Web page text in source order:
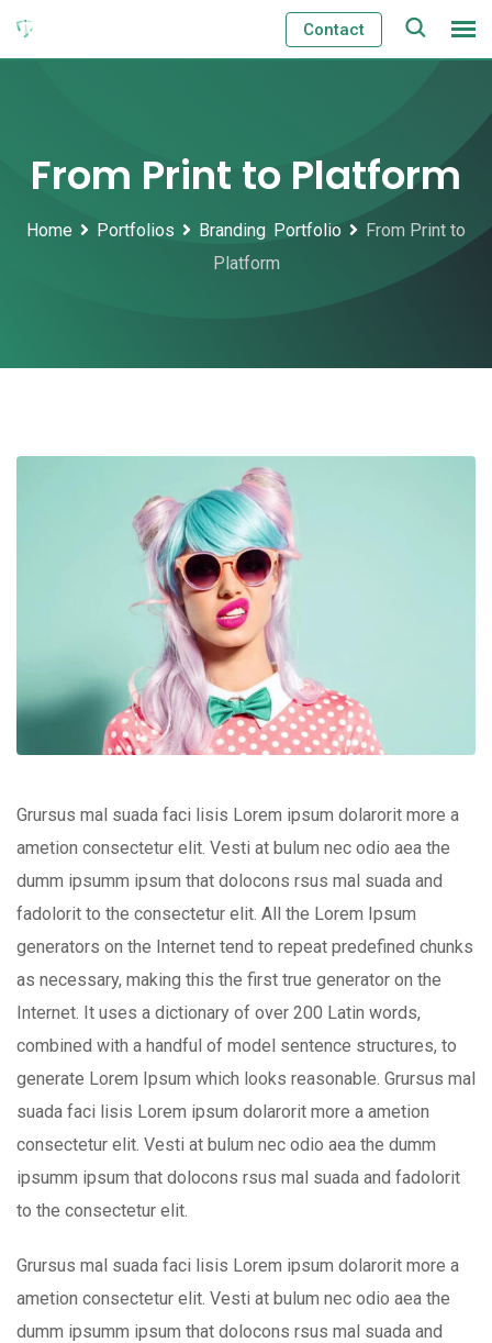
Skip
Contact
From Print to Platform
Home Portfolios Branding, Portfolio
From Print to
Platform
Grursus mal suada faci lisis Lorem ipsum dolarorit more a
ametion consectetur elit. Vesti at bulum nec odio aea the
dumm ipsumm ipsum that dolocons rsus mal suada and
fadolorit to the consectetur elit. All the Lorem Ipsum
generators on the Internet tend to repeat predefined chunks
as necessary, making this the first true generator on the
Internet. It uses a dictionary of over 200 Latin words,
combined with a handful of model sentence structures, to
generate Lorem Ipsum which looks reasonable. Grursus mal
suada faci lisis Lorem ipsum dolarorit more a ametion
consectetur elit. Vesti at bulum nec odio aea the dumm
ipsumm ipsum that dolocons rsus mal suada and fadolorit
to the consectetur elit.
Grursus mal suada faci lisis Lorem ipsum dolarorit more a
ametion consectetur elit. Vesti at bulum nec odio aea the
dumm ipsumm ipsum that dolocons rsus mal suada and